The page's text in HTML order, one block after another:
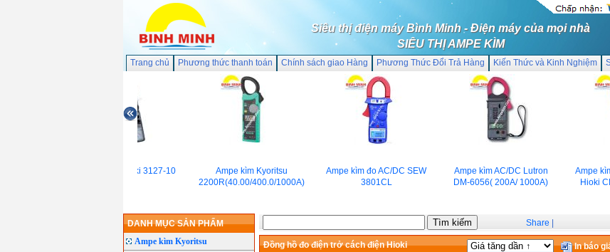
Siêu thị điện máy Bình Minh - Điện máy của mọi nhà
SIÊU THỊ AMPE KÌM
Trang chủ Phương thức thanh toán Chính sách giao Hàng Phương Thức Đổi Trả Hàng Kiến Thức và Kinh Nghiệm
Ampe Kìm Hioki 3127-10
Ampe kìm Kyoritsu
2200R(40.00/400.0/1000A)
Ampe kìm đo AC/DC SEW
3801CL
Ampe kìm AC/DC Lutron
DM-6056( 200A/ 1000A)
Ampe
Hioki
DANH MỤC SẢN PHẨM
Ampe kìm Kyoritsu
Share
Đồng hồ đo điện trở cách điện Hioki In báo